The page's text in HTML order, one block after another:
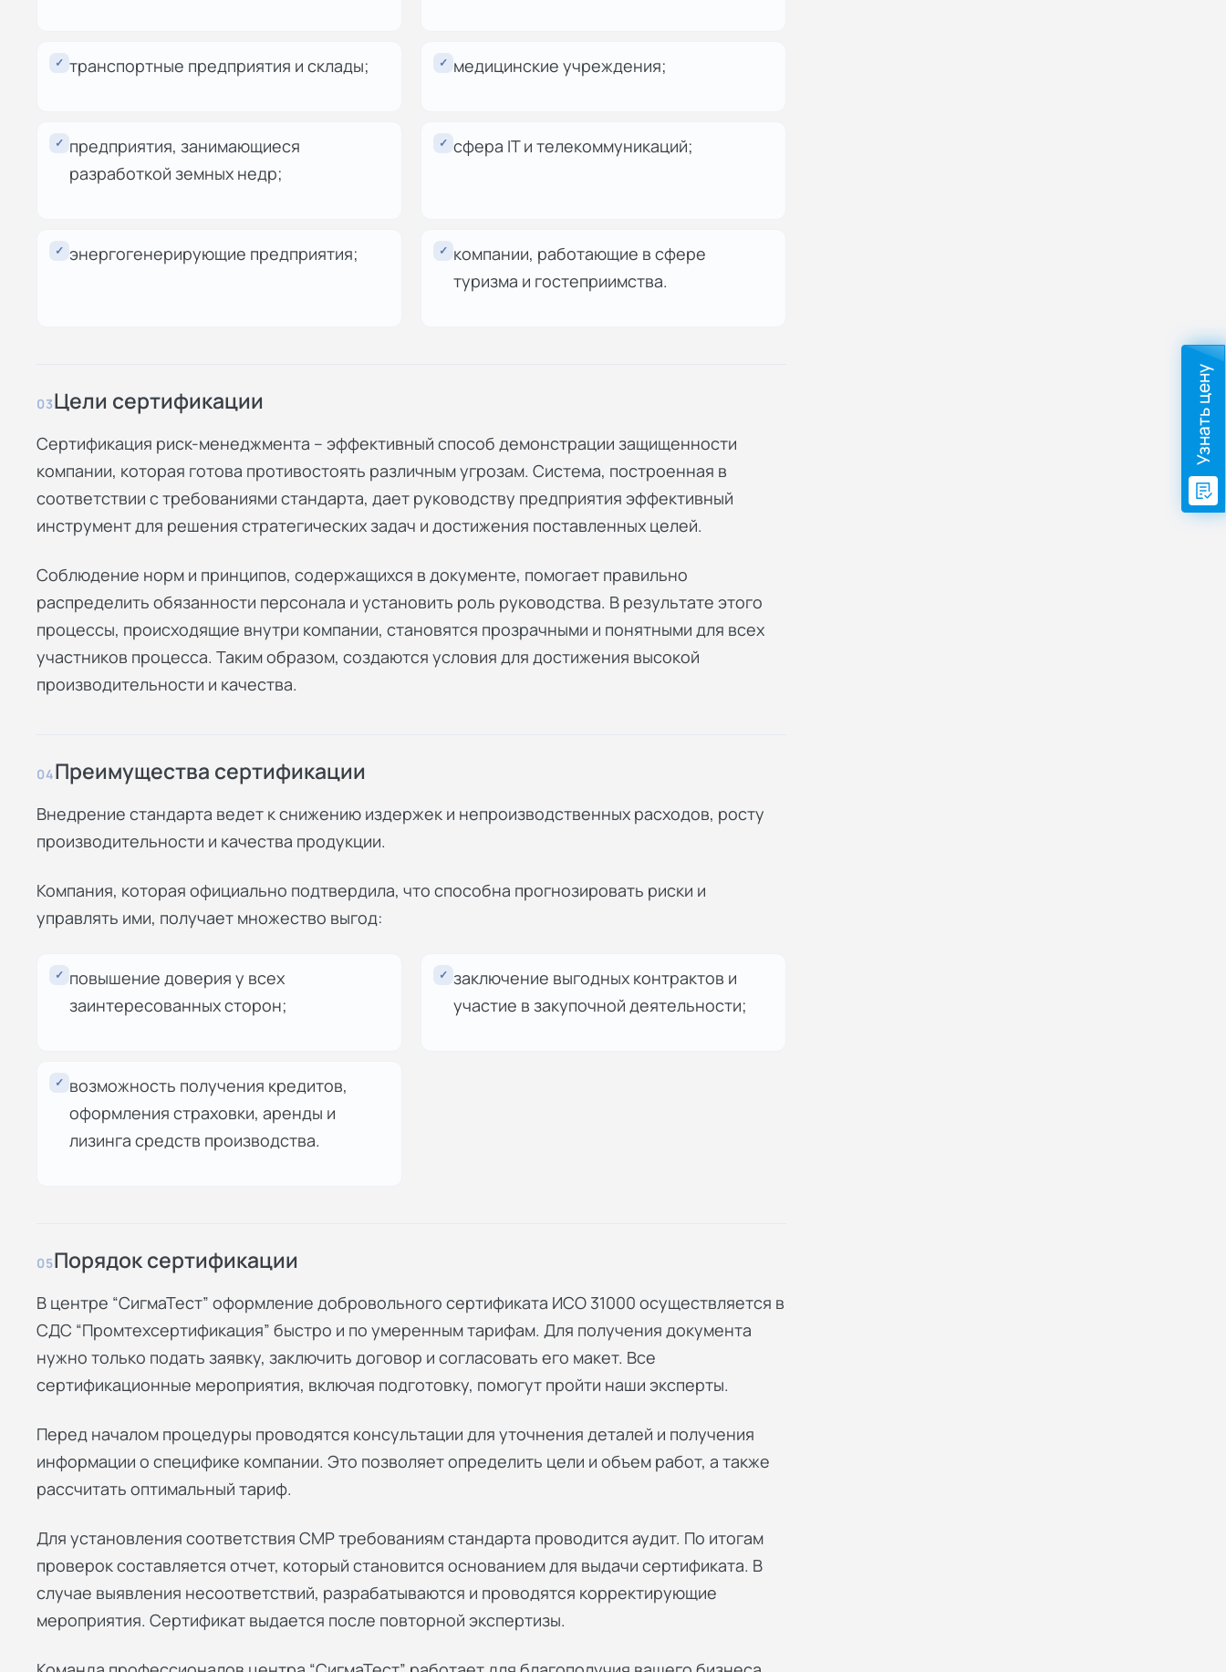
✓ транспортные предприятия и склады; ✓ медицинские учреждения;
✓ предприятия, занимающиеся
разработкой земных недр;
✓ сфера IT и телекоммуникаций;
✓ энергогенерирующие предприятия; ✓ компании, работающие в сфере
туризма и гостеприимства.
03Цели сертификации
Сертификация риск-менеджмента – эффективный способ демонстрации защищенности
компании, которая готова противостоять различным угрозам. Система, построенная в
соответствии с требованиями стандарта, дает руководству предприятия эффективный
инструмент для решения стратегических задач и достижения поставленных целей.
Соблюдение норм и принципов, содержащихся в документе, помогает правильно
распределить обязанности персонала и установить роль руководства. В результате этого
процессы, происходящие внутри компании, становятся прозрачными и понятными для всех
участников процесса. Таким образом, создаются условия для достижения высокой
производительности и качества.
04Преимущества сертификации
Внедрение стандарта ведет к снижению издержек и непроизводственных расходов, росту
производительности и качества продукции.
Компания, которая официально подтвердила, что способна прогнозировать риски и
управлять ими, получает множество выгод:
✓ повышение доверия у всех
заинтересованных сторон;
✓ заключение выгодных контрактов и
участие в закупочной деятельности;
✓ возможность получения кредитов,
оформления страховки, аренды и
лизинга средств производства.
05Порядок сертификации
В центре “СигмаТест” оформление добровольного сертификата ИСО 31000 осуществляется в
СДС “Промтехсертификация” быстро и по умеренным тарифам. Для получения документа
нужно только подать заявку, заключить договор и согласовать его макет. Все
сертификационные мероприятия, включая подготовку, помогут пройти наши эксперты.
Перед началом процедуры проводятся консультации для уточнения деталей и получения
информации о специфике компании. Это позволяет определить цели и объем работ, а также
рассчитать оптимальный тариф.
Для установления соответствия СМР требованиям стандарта проводится аудит. По итогам
проверок составляется отчет, который становится основанием для выдачи сертификата. В
случае выявления несоответствий, разрабатываются и проводятся корректирующие
мероприятия. Сертификат выдается после повторной экспертизы.
Узнать цену